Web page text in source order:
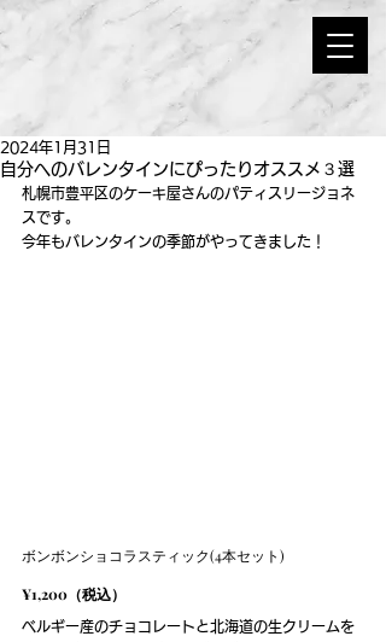
自分へのバレンタインにぴったりオススメ３選
2024年1月31日
札幌市豊平区のケーキ屋さんのパティスリージョネ
スです。
今年もバレンタインの季節がやってきました！
ボンボンショコラスティック(4本セット)
¥1,200（税込）
ベルギー産のチョコレートと北海道の生クリームを